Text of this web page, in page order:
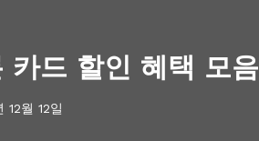
카드 할인 혜택 모음
12월 12일